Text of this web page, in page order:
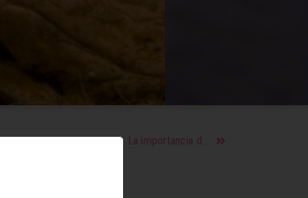
La importancia de consumir manzana